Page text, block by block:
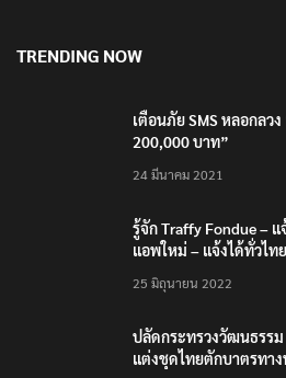
TRENDING NOW
เตือนภัย SMS หลอกลว
200,000 บาท”
24 มีนาคม 2021
รู้จัก Traffy Fondue –
แอพใหม่ – แจ้งได้ทั่วไท
25 มิถุนายน 2022
ปลัดกระทรวงวัฒนธรรม
แต่งชุดไทยตักบาตรทาง